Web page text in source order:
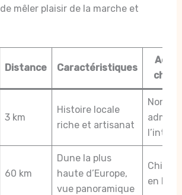
mêler plaisir de la marche et
Distance Caractéristiques
3 km
Histoire locale
riche et artisanat
Non
admis à
60 km
Dune la plus
haute d’Europe,
vue panoramique
Chiens
en